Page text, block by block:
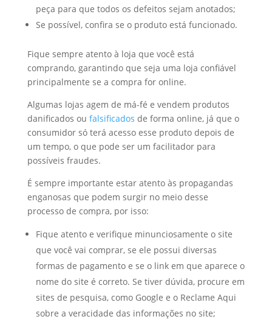
peça para que todos os defeitos sejam anotados;
Se possível, confira se o produto está funcionado.
Fique sempre atento à loja que você está
comprando, garantindo que seja uma loja confiável
principalmente se a compra for online.
Algumas lojas agem de má-fé e vendem produtos
danificados ou falsificados de forma online, já que o
consumidor só terá acesso esse produto depois de
um tempo, o que pode ser um facilitador para
possíveis fraudes.
É sempre importante estar atento às propagandas
enganosas que podem surgir no meio desse
processo de compra, por isso:
Fique atento e verifique minunciosamente o site
que você vai comprar, se ele possui diversas
formas de pagamento e se o link em que aparece o
nome do site é correto. Se tiver dúvida, procure em
sites de pesquisa, como Google e o Reclame Aqui
sobre a veracidade das informações no site;